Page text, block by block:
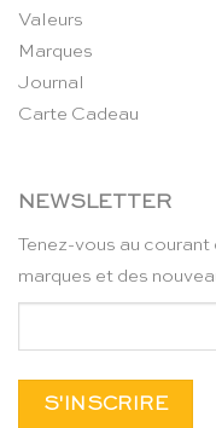
Valeurs
Marques
Journal
Carte Cadeau
NEWSLETTER
Tenez-vous au
marques et des